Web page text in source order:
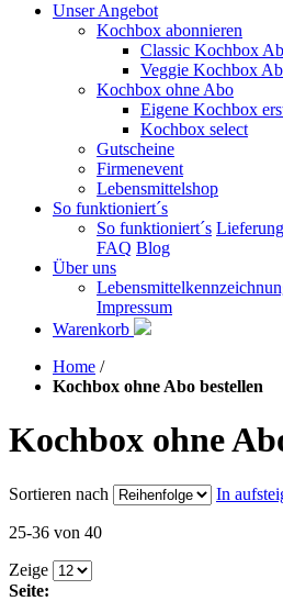
Unser Angebot
Kochbox abonnieren
Classic Kochbox
Veggie Kochbox
Kochbox ohne Abo
Eigene Kochbox
Kochbox select
Gutscheine
Firmenevent
Lebensmittelshop
So funktioniert´s
So funktioniert´s Lieferung
FAQ Blog
Über uns
Impressum
Warenkorb
Home /
Kochbox ohne Abo bestellen
Kochbox ohne
Sortieren nach In
25-36 von 40
Zeige
Seite: